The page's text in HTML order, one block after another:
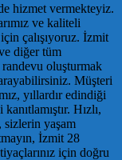
hizmet vermekteyiz.
ve kaliteli
çalışıyoruz. İzmit
diğer tüm
oluşturmak
Müşteri
yıllardır edindiği
Hızlı,
sizlerin yaşam
İzmit 28
için doğru